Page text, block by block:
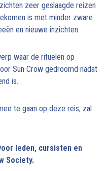
zeer geslaagde reizen
is met minder zware
en nieuwe inzichten.
waar de rituelen op
Sun Crow gedroomd nadat
is.
te gaan op deze reis, zal
leden, cursisten en
Society.